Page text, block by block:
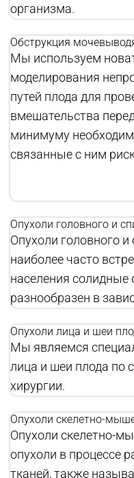
организма.
Обструкция
Мы используем
моделирования
путей плода для
вмешательства
минимуму
связанные с ним
Опухоли головного и
Опухоли головного
наиболее часто
населения солидные
разнообразен в
Опухоли лица и шеи
Мы являемся
лица и шеи плода по
хирургии.
Опухоли скелетно-
Опухоли скелетно-
опухоли в процессе
тканей, также